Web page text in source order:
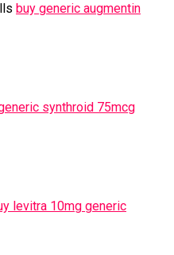
buy generic augmentin
synthroid 75mcg
levitra 10mg generic